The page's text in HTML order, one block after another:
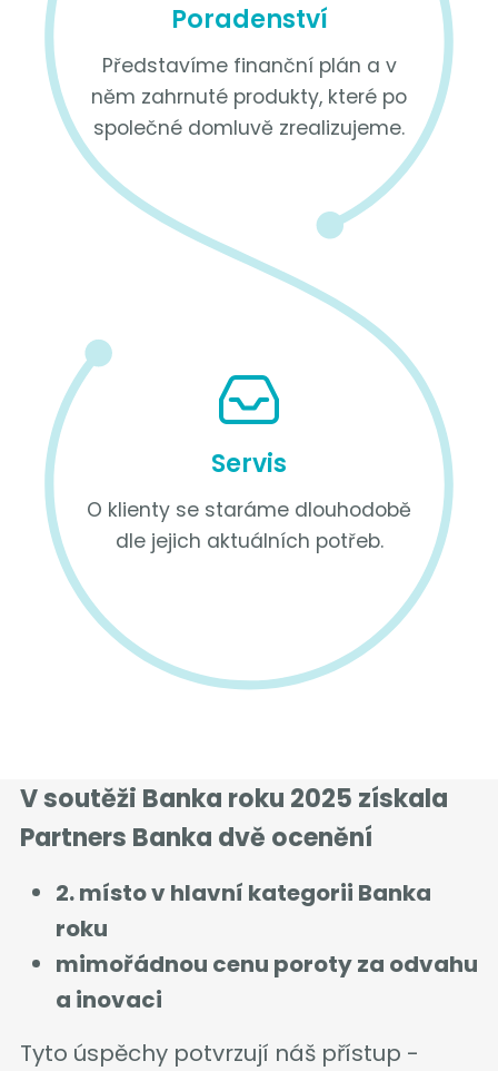
Poradenství
Představíme finanční plán a v
něm zahrnuté produkty, které po
společné domluvě zrealizujeme.
Servis
O klienty se staráme dlouhodobě
dle jejich aktuálních potřeb.
V soutěži Banka roku 2025 získala
Partners Banka dvě ocenění
2. místo v hlavní kategorii Banka
roku
mimořádnou cenu poroty za odvahu
a inovaci
Tyto úspěchy potvrzují náš přístup -